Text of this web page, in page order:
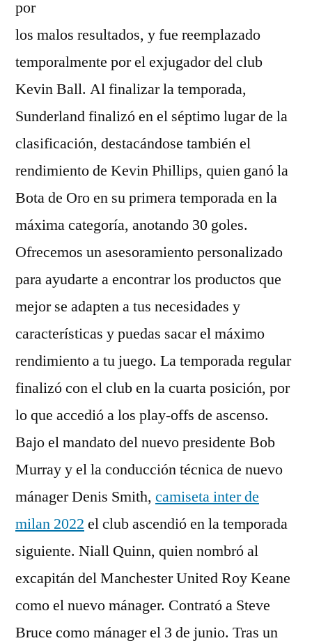
por
los malos resultados, y fue reemplazado
temporalmente por el exjugador del club
Kevin Ball. Al finalizar la temporada,
Sunderland finalizó en el séptimo lugar de la
clasificación, destacándose también el
rendimiento de Kevin Phillips, quien ganó la
Bota de Oro en su primera temporada en la
máxima categoría, anotando 30 goles.
Ofrecemos un asesoramiento personalizado
para ayudarte a encontrar los productos que
mejor se adapten a tus necesidades y
características y puedas sacar el máximo
rendimiento a tu juego. La temporada regular
finalizó con el club en la cuarta posición, por
lo que accedió a los play-offs de ascenso.
Bajo el mandato del nuevo presidente Bob
Murray y el la conducción técnica de nuevo
mánager Denis Smith, camiseta inter de
milan 2022 el club ascendió en la temporada
siguiente. Niall Quinn, quien nombró al
excapitán del Manchester United Roy Keane
como el nuevo mánager. Contrató a Steve
Bruce como mánager el 3 de junio. Tras un